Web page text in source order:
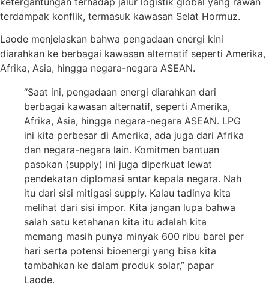
terdampak konflik, termasuk kawasan Selat Hormuz.
Laode menjelaskan bahwa pengadaan energi kini
diarahkan ke berbagai kawasan alternatif seperti Amerika,
Afrika, Asia, hingga negara-negara ASEAN.
“Saat ini, pengadaan energi diarahkan dari
berbagai kawasan alternatif, seperti Amerika,
Afrika, Asia, hingga negara-negara ASEAN. LPG
ini kita perbesar di Amerika, ada juga dari Afrika
dan negara-negara lain. Komitmen bantuan
pasokan (supply) ini juga diperkuat lewat
pendekatan diplomasi antar kepala negara. Nah
itu dari sisi mitigasi supply. Kalau tadinya kita
melihat dari sisi impor. Kita jangan lupa bahwa
salah satu ketahanan kita itu adalah kita
memang masih punya minyak 600 ribu barel per
hari serta potensi bioenergi yang bisa kita
tambahkan ke dalam produk solar,” papar
Laode.